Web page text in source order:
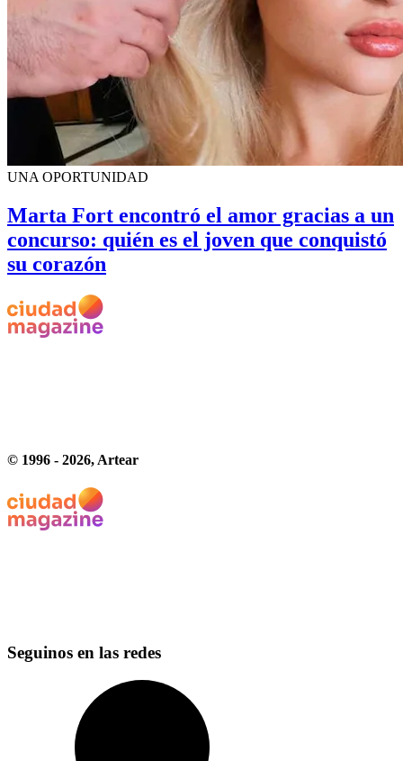
UNA OPORTUNIDAD
Marta Fort encontró el amor gracias a un
concurso: quién es el joven que conquistó
su corazón
© 1996 - 2026, Artear
Seguinos en las redes